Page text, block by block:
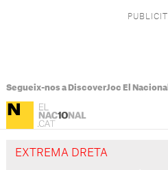
Segueix-nos a DiscoverJoc El Nacional
EXTREMA DRETA